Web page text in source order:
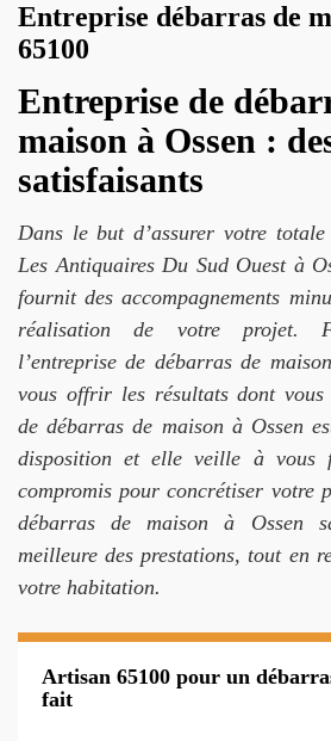
Entreprise débarras de
65100
Entreprise de
maison à Ossen :
satisfaisants
Dans le but d’assurer votre totale
Les Antiquaires Du Sud Ouest à
fournit des accompagnements
réalisation de votre projet.
l’entreprise de débarras de
vous offrir les résultats dont vous
de débarras de maison à Ossen
disposition et elle veille à vous
compromis pour concrétiser votre
débarras de maison à Ossen
meilleure des prestations, tout en
votre habitation.
Artisan 65100 pour un
fait